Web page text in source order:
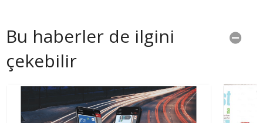
Bu haberler de ilgini
çekebilir